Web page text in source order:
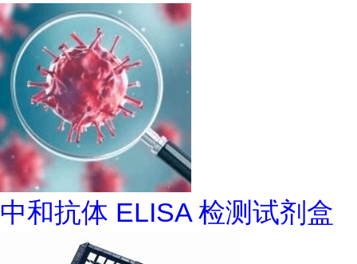
中和抗体 ELISA 检测试剂盒